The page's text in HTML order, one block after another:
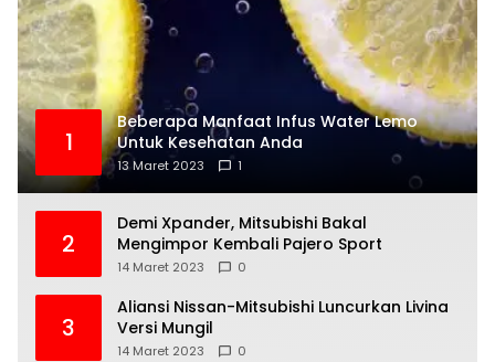
1
Beberapa Manfaat Infus Water Lemo
Untuk Kesehatan Anda
13 Maret 2023 1
2
Demi Xpander, Mitsubishi Bakal
Mengimpor Kembali Pajero Sport
14 Maret 2023 0
3
Aliansi Nissan-Mitsubishi Luncurkan Livina
Versi Mungil
14 Maret 2023 0